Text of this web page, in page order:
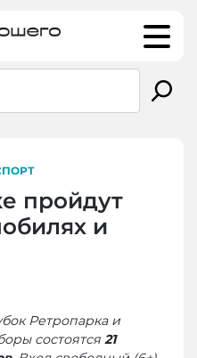
пройдут
и
Ретропарка и
состоятся 21